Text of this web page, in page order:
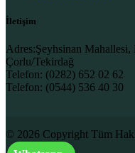
İletişim
Adres:Şeyhsinan
Çorlu/Tekirdağ
Telefon: (0282) 652 02 62
Telefon: (0544) 536 40 30
© 2026 Copyright Tüm